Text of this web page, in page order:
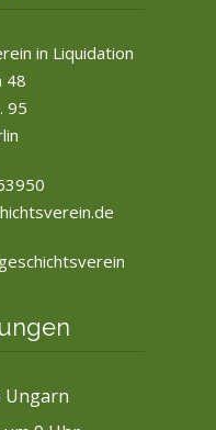
in Liquidation
48
95
Ungarn